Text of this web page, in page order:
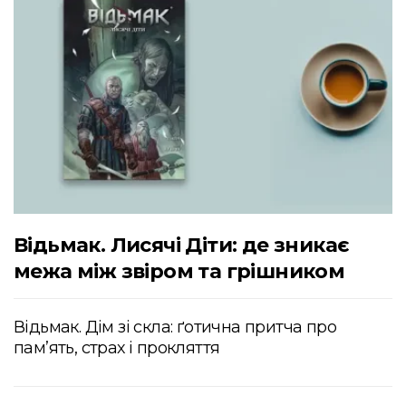
Відьмак. Лисячі Діти: де зникає
межа між звіром та грішником
Відьмак. Дім зі скла: ґотична притча про
пам’ять, страх і прокляття